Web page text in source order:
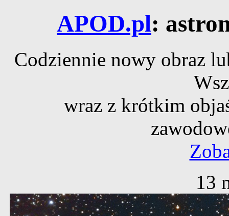
APOD.pl:
Codziennie nowy obraz
wraz z krótkim
13